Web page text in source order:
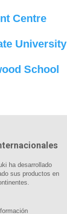
Centre
University
School
ha desarrollado
sus productos en